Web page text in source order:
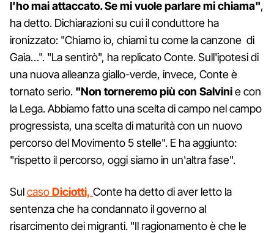
l'ho mai attaccato. Se mi vuole parlare mi chiama",
ha detto. Dichiarazioni su cui il conduttore ha
ironizzato: "Chiamo io, chiami tu come la canzone di
Gaia…". "La sentirò", ha replicato Conte. Sull'ipotesi di
una nuova alleanza giallo-verde, invece, Conte è
tornato serio. "Non torneremo più con Salvinie con
la Lega. Abbiamo fatto una scelta di campo nel campo
progressista, una scelta di maturità con un nuovo
percorso del Movimento 5 stelle". E ha aggiunto:
"rispetto il percorso, oggi siamo in un'altra fase".
SulcasoDiciotti, Conte ha detto di aver letto la
sentenza che ha condannato il governo al
risarcimento dei migranti. "Il ragionamento è che le